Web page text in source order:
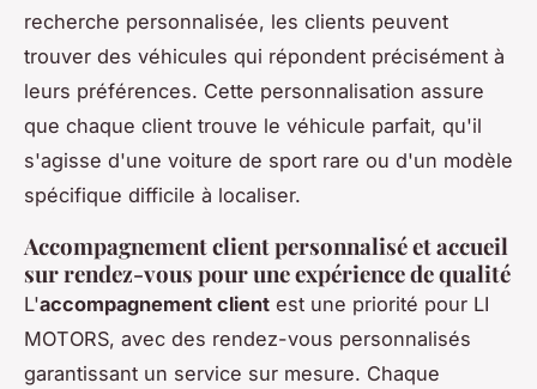
recherche personnalisée, les clients peuvent
trouver des véhicules qui répondent précisément à
leurs préférences. Cette personnalisation assure
que chaque client trouve le véhicule parfait, qu'il
s'agisse d'une voiture de sport rare ou d'un modèle
spécifique difficile à localiser.
Accompagnement client personnalisé et accueil
sur rendez-vous pour une expérience de qualité
L'accompagnement client est une priorité pour LI
MOTORS, avec des rendez-vous personnalisés
garantissant un service sur mesure. Chaque